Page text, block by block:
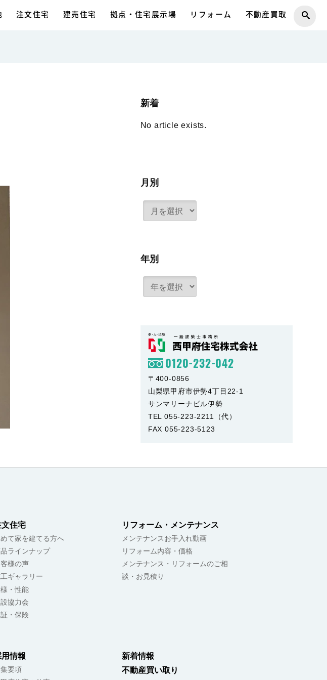
注文住宅 建売住宅 拠点・住宅展示場 リフォーム 不動産買取
新着
No article exists.
月別
年別
0120-232-042
〒400-0856
山梨県甲府市伊勢4丁目22-1
サンマリーナビル伊勢
TEL 055-223-2211（代）
FAX 055-223-5123
文住宅
て家を建てる方へ
ラインナップ
様の声
ギャラリー
・性能
協力会
・保険
リフォーム・メンテナンス
メンテナンスお手入れ動画
リフォーム内容・価格
メンテナンス・リフォームのご相
談・お見積り
用情報
要項
新着情報
不動産買い取り